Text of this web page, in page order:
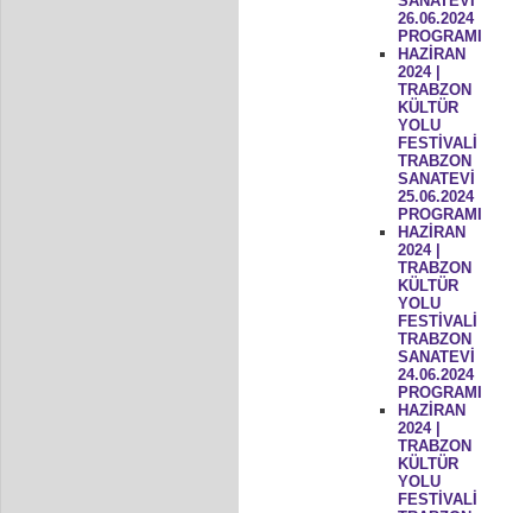
26.06.2024
PROGRAMI
HAZİRAN
2024 |
TRABZON
KÜLTÜR
YOLU
FESTİVALİ
TRABZON
SANATEVİ
25.06.2024
PROGRAMI
HAZİRAN
2024 |
TRABZON
KÜLTÜR
YOLU
FESTİVALİ
TRABZON
SANATEVİ
24.06.2024
PROGRAMI
HAZİRAN
2024 |
TRABZON
KÜLTÜR
YOLU
FESTİVALİ